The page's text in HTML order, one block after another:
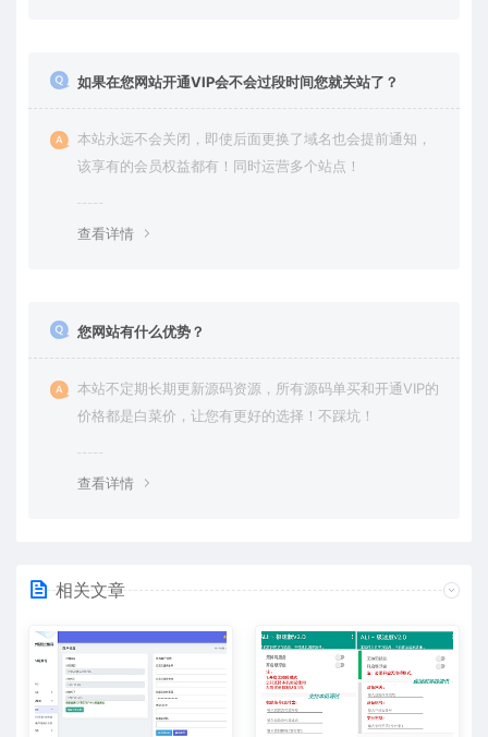
如果在您网站开通VIP会不会过段时间您就关站了？
本站永远不会关闭，即使后面更换了域名也会提前通知，
该享有的会员权益都有！同时运营多个站点！
查看详情
您网站有什么优势？
本站不定期长期更新源码资源，所有源码单买和开通VIP的
价格都是白菜价，让您有更好的选择！不踩坑！
查看详情
相关文章